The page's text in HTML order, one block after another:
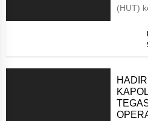
(HUT)
Safari